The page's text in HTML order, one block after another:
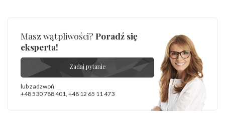
Masz wątpliwości? Poradź się
eksperta!
Zadaj pytanie
lub zadzwoń
+48 530 788 401 +48 12 65 11 473